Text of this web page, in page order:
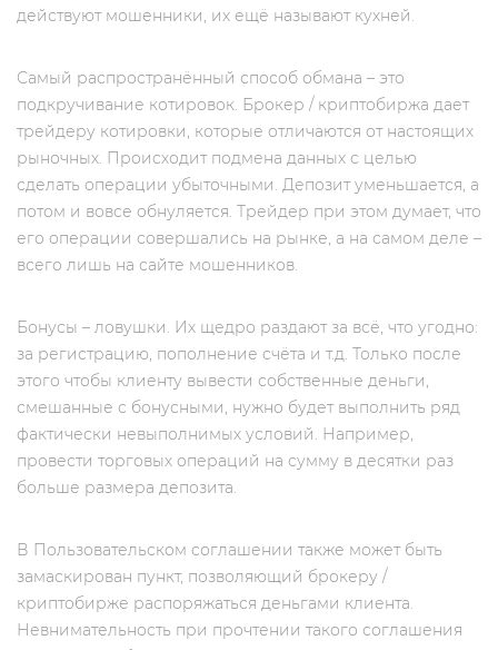
действуют мошенники, их ещё называют кухней.
Самый распространённый способ обмана – это
подкручивание котировок. Брокер / криптобиржа дает
трейдеру котировки, которые отличаются от настоящих
рыночных. Происходит подмена данных с целью
сделать операции убыточными. Депозит уменьшается, а
потом и вовсе обнуляется. Трейдер при этом думает, что
его операции совершались на рынке, а на самом деле –
всего лишь на сайте мошенников.
Бонусы – ловушки. Их щедро раздают за всё, что угодно:
за регистрацию, пополнение счёта и т.д. Только после
этого чтобы клиенту вывести собственные деньги,
смешанные с бонусными, нужно будет выполнить ряд
фактически невыполнимых условий. Например,
провести торговых операций на сумму в десятки раз
больше размера депозита.
В Пользовательском соглашении также может быть
замаскирован пункт, позволяющий брокеру /
криптобирже распоряжаться деньгами клиента.
Невнимательность при прочтении такого соглашения